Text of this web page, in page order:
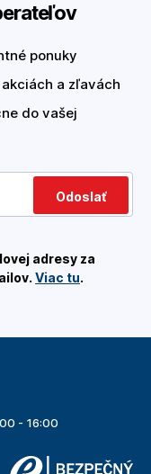
ponuky
a zľavách
do vašej
Odoslať
adresy za
Viac tu.
- 16:00